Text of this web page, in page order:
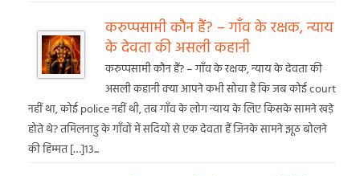
करुप्पसामी कौन हैं? – गाँव के रक्षक, न्याय
के देवता की असली कहानी
करुप्पसामी कौन हैं? – गाँव के रक्षक, न्याय के देवता की
असली कहानी क्या आपने कभी सोचा है कि जब कोई court
नहीं था, कोई police नहीं थी, तब गाँव के लोग न्याय के लिए किसके सामने खड़े
होते थे? तमिलनाडु के गाँवों में सदियों से एक देवता हैं जिनके सामने झूठ बोलने
की हिम्मत […]13...